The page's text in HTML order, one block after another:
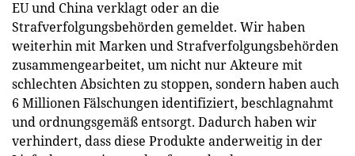
EU und China verklagt oder an die
Strafverfolgungsbehörden gemeldet. Wir haben
weiterhin mit Marken und Strafverfolgungsbehörden
zusammengearbeitet, um nicht nur Akteure mit
schlechten Absichten zu stoppen, sondern haben auch
6 Millionen Fälschungen identifiziert, beschlagnahmt
und ordnungsgemäß entsorgt. Dadurch haben wir
verhindert, dass diese Produkte anderweitig in der